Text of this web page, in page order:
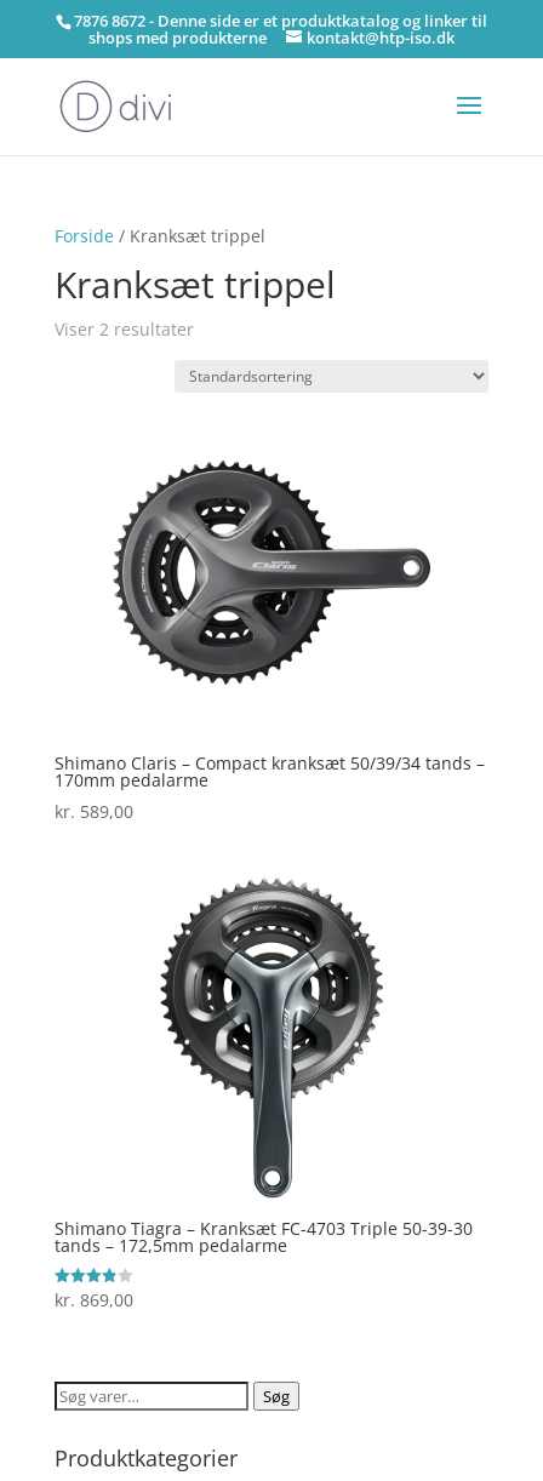
7876 8672 - Denne side er et produktkatalog og linker til
shops med produkterne kontakt@htp-iso.dk
Forside/ Kranksæt trippel
Kranksæt trippel
Viser 2 resultater
Shimano Claris – Compact kranksæt 50/39/34 tands –
170mm pedalarme
kr. 589,00
Shimano Tiagra – Kranksæt FC-4703 Triple 50-39-30
tands – 172,5mm pedalarme
Vurderet
3.9
kr. 869,00
Søg
Søg
Produktkategorier